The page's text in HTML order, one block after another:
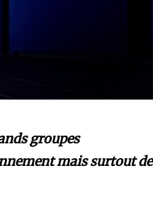
groupes
mais surtout de